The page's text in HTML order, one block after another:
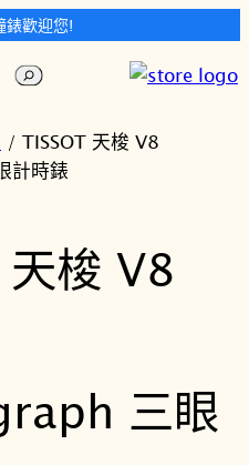
錶歡迎您!
搜
/ TISSOT 天梭 V8
計時錶